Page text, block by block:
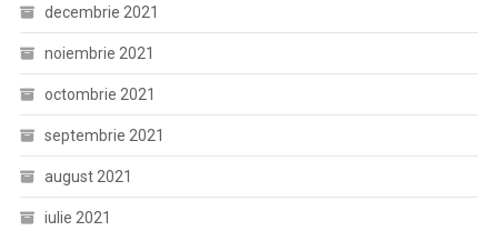
decembrie 2021
noiembrie 2021
octombrie 2021
septembrie 2021
august 2021
iulie 2021